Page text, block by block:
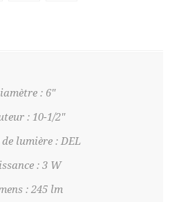
: 6"
: 10-1/2"
de lumière : DEL
: 3 W
: 245 lm